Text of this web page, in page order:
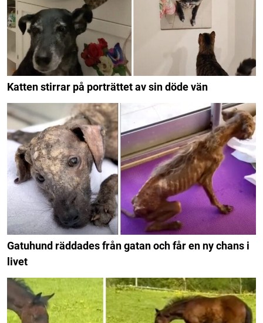
Katten stirrar på porträttet av sin döde vän
Gatuhund räddades från gatan och får en ny chans i
livet